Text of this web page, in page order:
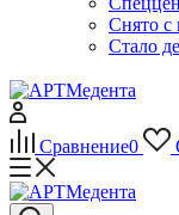
Снято с
Стало
Сравнение0